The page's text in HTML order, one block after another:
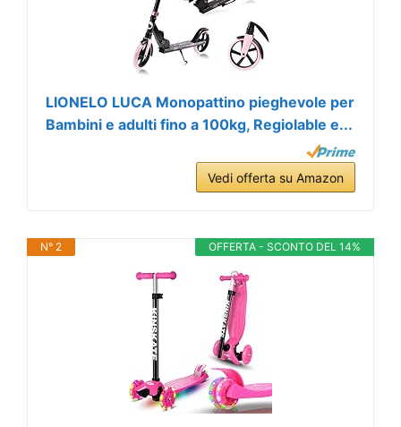
LIONELO LUCA Monopattino pieghevole per
Bambini e adulti fino a 100kg, Regiolable e...
Vedi offerta su Amazon
OFFERTA - SCONTO DEL 14%
N° 2